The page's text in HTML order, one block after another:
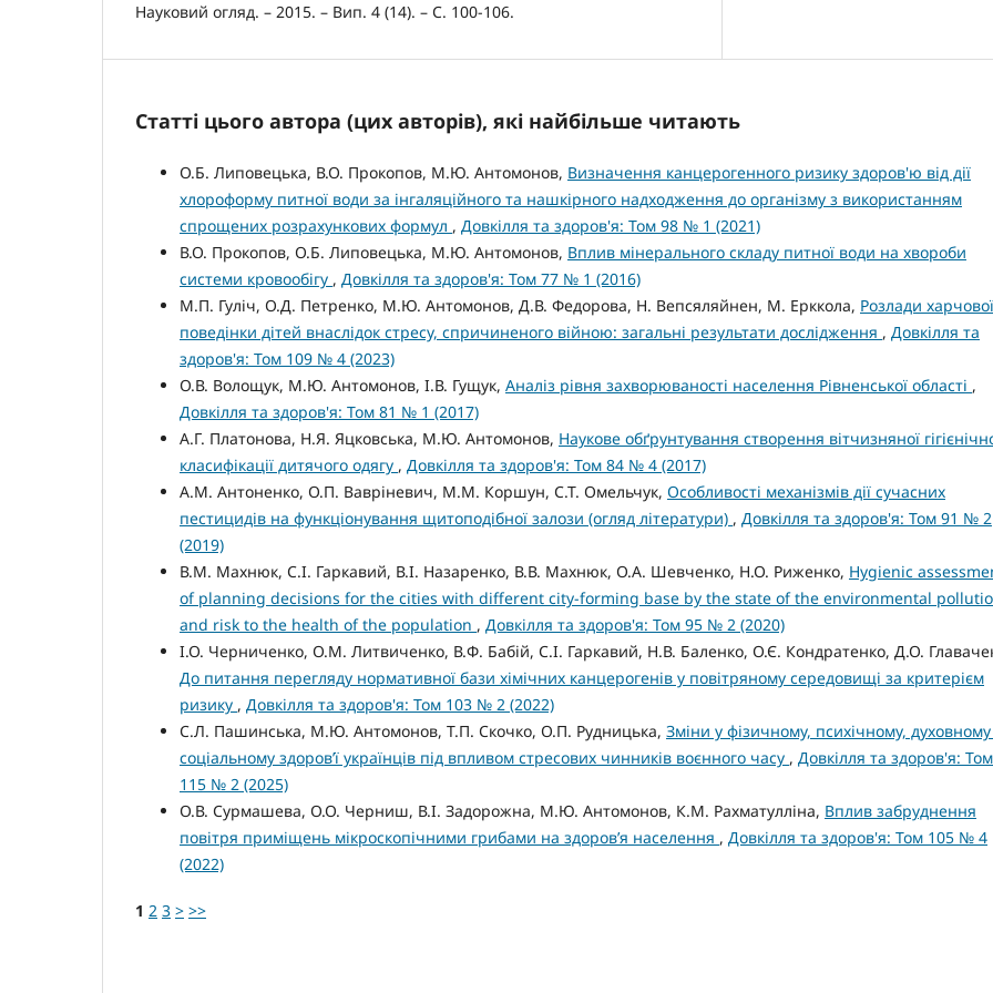
Науковий огляд. – 2015. – Вип. 4 (14). – С. 100-106.
Статті цього автора (цих авторів), які найбільше читають
О.Б. Липовецька, В.О. Прокопов, М.Ю. Антомонов, Визначення канцерогенного ризику здоров'ю від дії
хлороформу питної води за інгаляційного та нашкірного надходження до організму з використанням
спрощених розрахункових формул , Довкілля та здоров'я: Том 98 № 1 (2021)
В.О. Прокопов, О.Б. Липовецька, М.Ю. Антомонов, Вплив мінерального складу питної води на хвороби
системи кровообігу , Довкілля та здоров'я: Том 77 № 1 (2016)
М.П. Гуліч, О.Д. Петренко, М.Ю. Антомонов, Д.В. Федорова, H. Вепсяляйнен, М. Ерккола, Розлади харчової
поведінки дітей внаслідок стресу, спричиненого війною: загальні результати дослідження , Довкілля та
здоров'я: Том 109 № 4 (2023)
О.В. Волощук, М.Ю. Антомонов, І.В. Гущук, Аналіз рівня захворюваності населення Рівненської області ,
Довкілля та здоров'я: Том 81 № 1 (2017)
А.Г. Платонова, Н.Я. Яцковська, М.Ю. Антомонов, Наукове обґрунтування створення вітчизняної
класифікації дитячого одягу , Довкілля та здоров'я: Том 84 № 4 (2017)
А.М. Антоненко, О.П. Вавріневич, М.М. Коршун, С.Т. Омельчук, Особливості механізмів дії сучасних
пестицидів на функціонування щитоподібної залози (огляд літератури) , Довкілля та здоров'я: Том 91 № 2
(2019)
В.М. Махнюк, С.І. Гаркавий, В.І. Назаренко, В.В. Махнюк, О.А. Шевченко, Н.О. Риженко, Hygienic
of planning decisions for the cities with different city-forming base by the state of the environmental
and risk to the health of the population , Довкілля та здоров'я: Том 95 № 2 (2020)
І.О. Черниченко, О.М. Литвиченко, В.Ф. Бабій, С.І. Гаркавий, Н.В. Баленко, О.Є. Кондратенко, Д.О.
До питання перегляду нормативної бази хімічних канцерогенів у повітряному середовищі за критерієм
ризику , Довкілля та здоров'я: Том 103 № 2 (2022)
С.Л. Пашинська, М.Ю. Антомонов, Т.П. Скочко, О.П. Рудницька, Зміни у фізичному, психічному,
соціальному здоров’ї українців під впливом стресових чинників воєнного часу , Довкілля та здоров'я: Том
115 № 2 (2025)
О.В. Сурмашева, О.О. Черниш, В.І. Задорожна, М.Ю. Антомонов, К.М. Рахматулліна, Вплив забруднення
повітря приміщень мікроскопічними грибами на здоров’я населення , Довкілля та здоров'я: Том 105 № 4
(2022)
1 2 3 > >>